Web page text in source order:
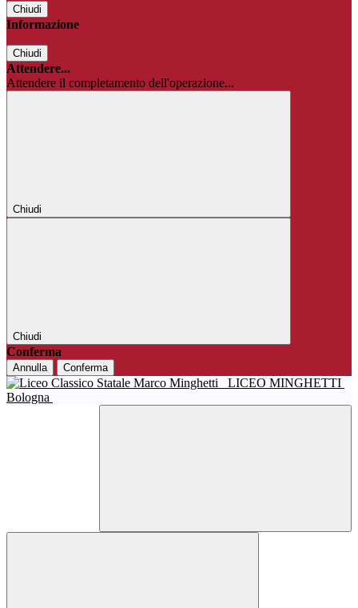
Chiudi
Informazione
Chiudi
Attendere...
Attendere il completamento dell'operazione...
Chiudi
Chiudi
Conferma
Annulla Conferma
LICEO MINGHETTI
Bologna